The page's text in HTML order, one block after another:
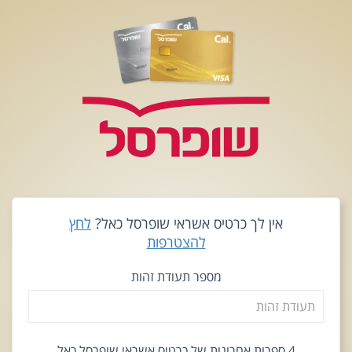
אין לך כרטיס אשראי שופרסל כאל? לחץ
להצטרפות
מספר תעודת זהות